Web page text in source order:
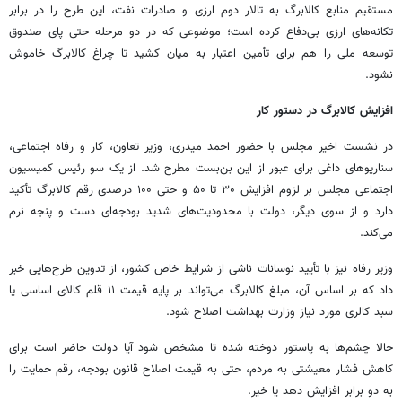
مستقیم منابع کالابرگ به تالار دوم ارزی و صادرات نفت، این طرح را در برابر
تکانه‌های ارزی بی‌دفاع کرده است؛ موضوعی که در دو مرحله حتی پای صندوق
توسعه ملی را هم برای تأمین اعتبار به میان کشید تا چراغ کالابرگ خاموش
نشود.
افزایش کالابرگ در دستور کار
در نشست اخیر مجلس با حضور احمد میدری، وزیر تعاون، کار و رفاه اجتماعی،
سناریوهای داغی برای عبور از این بن‌بست مطرح شد. از یک سو رئیس کمیسیون
اجتماعی مجلس بر لزوم افزایش ۳۰ تا ۵۰ و حتی ۱۰۰ درصدی رقم کالابرگ تأکید
دارد و از سوی دیگر، دولت با محدودیت‌های شدید بودجه‌ای دست و پنجه نرم
می‌کند.
وزیر رفاه نیز با تأیید نوسانات ناشی از شرایط خاص کشور، از تدوین طرح‌هایی خبر
داد که بر اساس آن، مبلغ کالابرگ می‌تواند بر پایه قیمت ۱۱ قلم کالای اساسی یا
سبد کالری مورد نیاز وزارت بهداشت اصلاح شود.
حالا چشم‌ها به پاستور دوخته شده تا مشخص شود آیا دولت حاضر است برای
کاهش فشار معیشتی به مردم، حتی به قیمت اصلاح قانون بودجه، رقم حمایت را
به دو برابر افزایش دهد یا خیر.